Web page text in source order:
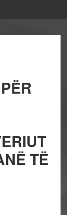
TË